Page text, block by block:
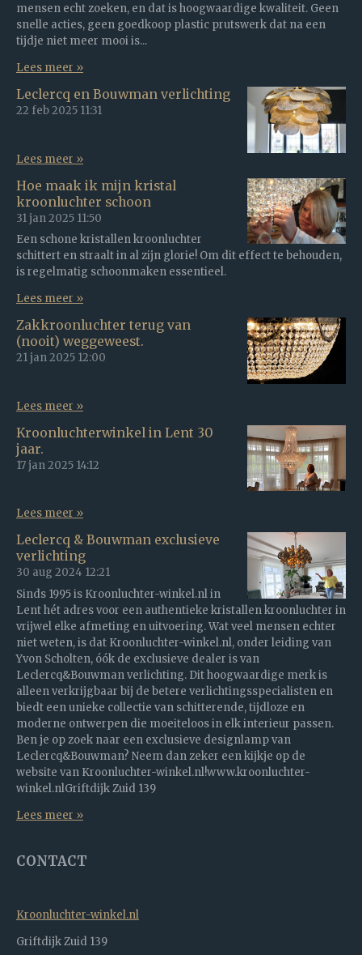
mensen echt zoeken, en dat is hoogwaardige kwaliteit. Geen
snelle acties, geen goedkoop plastic prutswerk dat na een
tijdje niet meer mooi is...
Lees meer »
Leclercq en Bouwman verlichting
22 feb 2025 11:31
Lees meer »
Hoe maak ik mijn kristal
kroonluchter schoon
31 jan 2025 11:50
Een schone kristallen kroonluchter
schittert en straalt in al zijn glorie! Om dit effect te behouden,
is regelmatig schoonmaken essentieel.
Lees meer »
Zakkroonluchter terug van
(nooit) weggeweest.
21 jan 2025 12:00
Lees meer »
Kroonluchterwinkel in Lent 30
jaar.
17 jan 2025 14:12
Lees meer »
Leclercq & Bouwman exclusieve
verlichting
30 aug 2024 12:21
Sinds 1995 is Kroonluchter-winkel.nl in
Lent hét adres voor een authentieke kristallen kroonluchter in
vrijwel elke afmeting en uitvoering. Wat veel mensen echter
niet weten, is dat Kroonluchter-winkel.nl, onder leiding van
Yvon Scholten, óók de exclusieve dealer is van
Leclercq&Bouwman verlichting. Dit hoogwaardige merk is
alleen verkrijgbaar bij de betere verlichtingsspecialisten en
biedt een unieke collectie van schitterende, tijdloze en
moderne ontwerpen die moeiteloos in elk interieur passen.
Ben je op zoek naar een exclusieve designlamp van
Leclercq&Bouwman? Neem dan zeker een kijkje op de
website van Kroonluchter-winkel.nl!www.kroonluchter-
winkel.nlGriftdijk Zuid 139
Lees meer »
CONTACT
Kroonluchter-winkel.nl
Griftdijk Zuid 139